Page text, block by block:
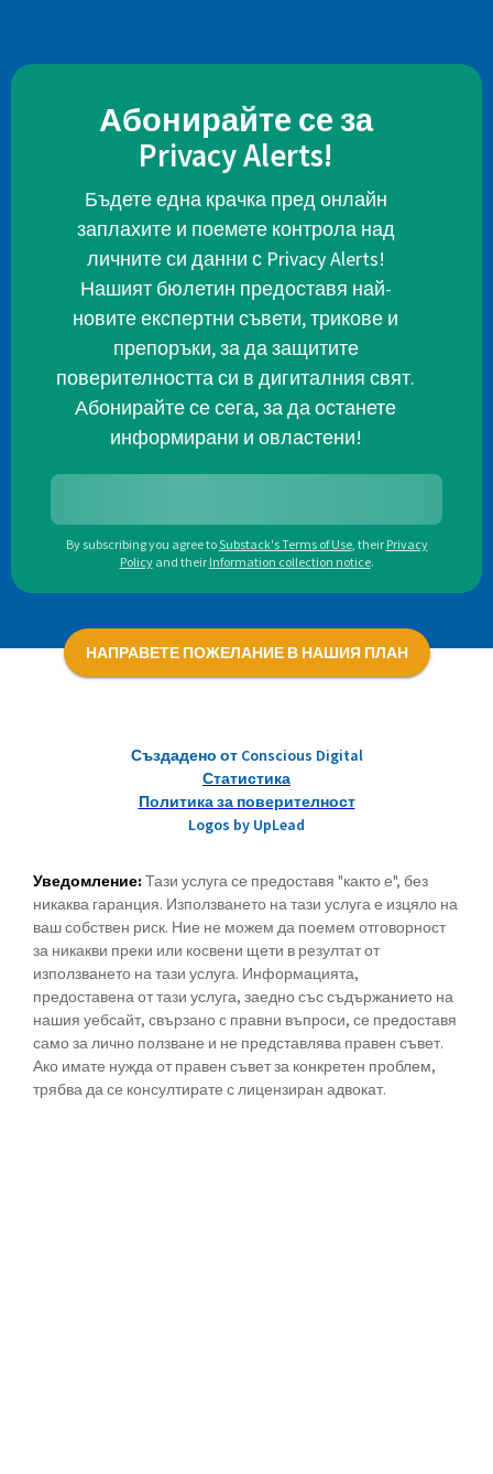
Абонирайте се за
Privacy Alerts!
Бъдете една крачка пред онлайн
заплахите и поемете контрола над
личните си данни с Privacy Alerts!
Нашият бюлетин предоставя най-
новите експертни съвети, трикове и
препоръки, за да защитите
поверителността си в дигиталния свят.
Абонирайте се сега, за да останете
информирани и овластени!
By subscribing you agree toSubstack's Terms of Use, their Privacy
Policy and their Information collection notice.
НАПРАВЕТЕ ПОЖЕЛАНИЕ В НАШИЯ ПЛАН
Създадено от Conscious Digital
Статистика
Политика за поверителност
Logos by UpLead
Уведомление: Тази услуга се предоставя "както е", без
никаква гаранция. Използването на тази услуга е изцяло на
ваш собствен риск. Ние не можем да поемем отговорност
за никакви преки или косвени щети в резултат от
използването на тази услуга. Информацията,
предоставена от тази услуга, заедно със съдържанието на
нашия уебсайт, свързано с правни въпроси, се предоставя
само за лично ползване и не представлява правен съвет.
Ако имате нужда от правен съвет за конкретен проблем,
трябва да се консултирате с лицензиран адвокат.